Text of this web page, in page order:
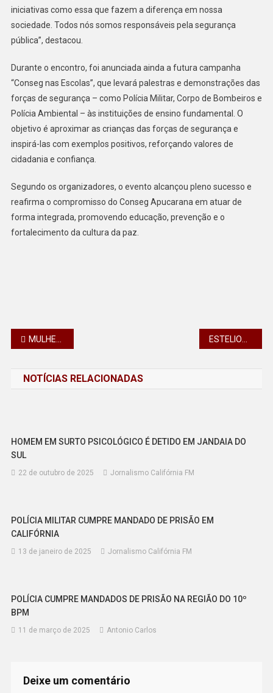
iniciativas como essa que fazem a diferença em nossa
sociedade. Todos nós somos responsáveis pela segurança
pública”, destacou.
Durante o encontro, foi anunciada ainda a futura campanha
“Conseg nas Escolas”, que levará palestras e demonstrações das
forças de segurança – como Polícia Militar, Corpo de Bombeiros e
Polícia Ambiental – às instituições de ensino fundamental. O
objetivo é aproximar as crianças das forças de segurança e
inspirá-las com exemplos positivos, reforçando valores de
cidadania e confiança.
Segundo os organizadores, o evento alcançou pleno sucesso e
reafirma o compromisso do Conseg Apucarana em atuar de
forma integrada, promovendo educação, prevenção e o
fortalecimento da cultura da paz.
Navegação
Post
MULHER SEGURA: SECRETARIA DA SEGURANÇA PÚBLICA REFORÇA ATENDIMENTO NO INTERIOR
NOTÍCIAS RELACIONADAS
HOMEM EM SURTO PSICOLÓGICO É DETIDO EM JANDAIA DO
SUL
22 de outubro de 2025 Jornalismo Califórnia FM
POLÍCIA MILITAR CUMPRE MANDADO DE PRISÃO EM
CALIFÓRNIA
13 de janeiro de 2025 Jornalismo Califórnia FM
POLÍCIA CUMPRE MANDADOS DE PRISÃO NA REGIÃO DO 10º
BPM
11 de março de 2025 Antonio Carlos
Deixe um comentário